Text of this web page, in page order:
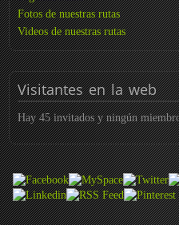
Fotos de nuestras rutas
Videos de nuestras rutas
Visitantesen la web
Hay 45 invitados y ningún